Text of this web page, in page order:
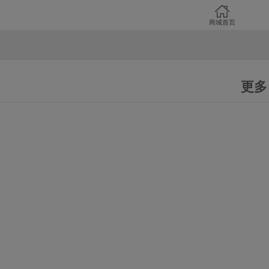
商城首页
更多